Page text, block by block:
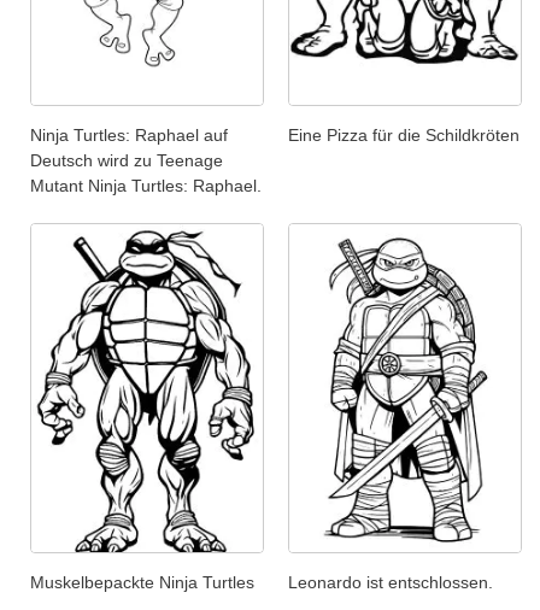
Ninja Turtles: Raphael auf
Deutsch wird zu Teenage
Mutant Ninja Turtles: Raphael.
Eine Pizza für die Schildkröten
Muskelbepackte Ninja Turtles Leonardo ist entschlossen.